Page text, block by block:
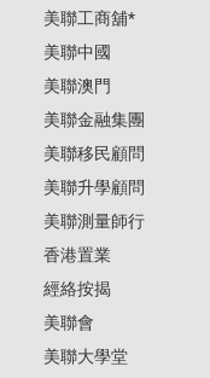
美聯工商舖*
美聯中國
美聯澳門
美聯金融集團
美聯移民顧問
美聯升學顧問
美聯測量師行
香港置業
經絡按揭
美聯會
美聯大學堂